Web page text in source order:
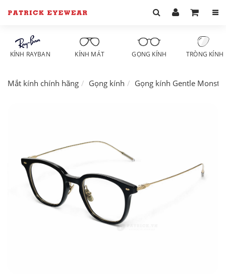
KÍNH RAYBAN KÍNH MÁT GỌNG KÍNH TRÒNG KÍNH
Mắt kính chính hãng Gọng kính Gọng kính Gentle Monster